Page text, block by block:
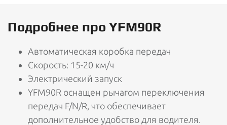
Подробнее про YFM90R
Автоматическая коробка передач
Скорость: 15-20 км/ч
Электрический запуск
YFM90R оснащен рычагом переключения
передач F/N/R, что обеспечивает
дополнительное удобство для водителя.